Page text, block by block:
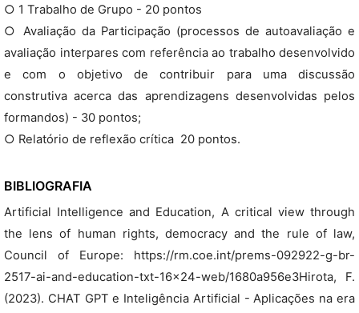
○ 1 Trabalho de Grupo - 20 pontos
○ Avaliação da Participação (processos de autoavaliação e
avaliação interpares com referência ao trabalho desenvolvido
e com o objetivo de contribuir para uma discussão
construtiva acerca das aprendizagens desenvolvidas pelos
formandos) - 30 pontos;
○ Relatório de reflexão crítica  20 pontos.
BIBLIOGRAFIA
Artificial Intelligence and Education, A critical view through
the lens of human rights, democracy and the rule of law,
Council of Europe: https://rm.coe.int/prems-092922-g-br-
2517-ai-and-education-txt-16x24-web/1680a956e3Hirota, F.
(2023). CHAT GPT e Inteligência Artificial - Aplicações na era